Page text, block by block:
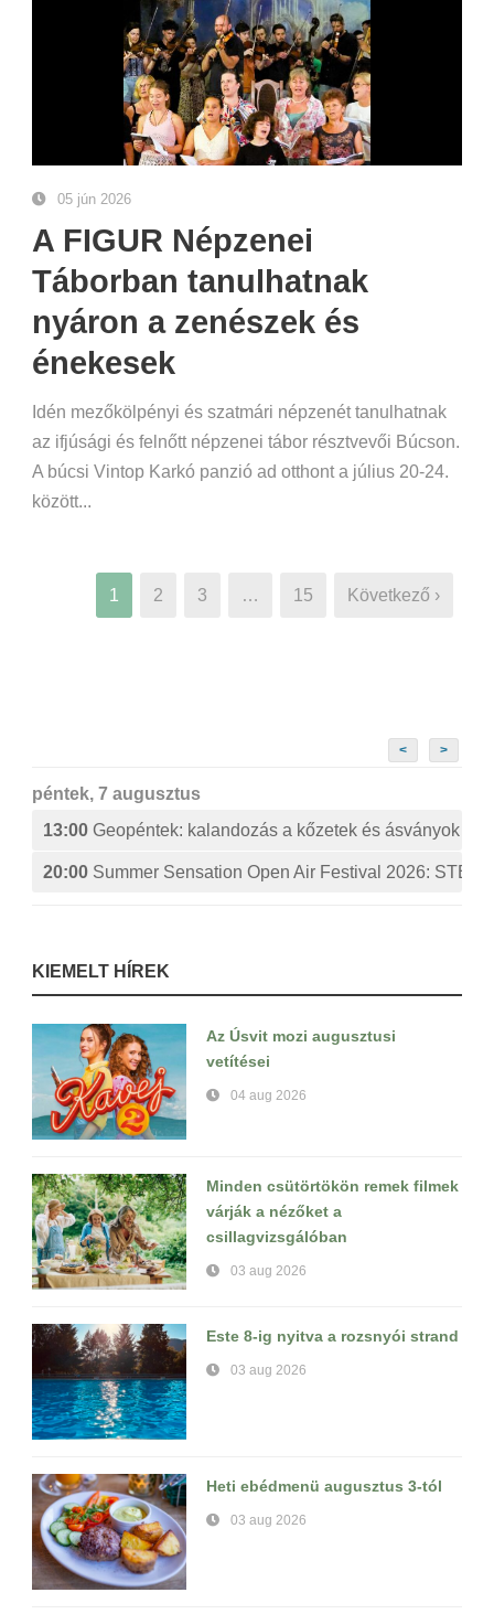
05 jún 2026
A FIGUR Népzenei
Táborban tanulhatnak
nyáron a zenészek és
énekesek
Idén mezőkölpényi és szatmári népzenét tanulhatnak
az ifjúsági és felnőtt népzenei tábor résztvevői Búcson.
A búcsi Vintop Karkó panzió ad otthont a július 20-24.
között...
1 2 3 … 15 Következő ›
< >
péntek, 7 augusztus
13:00 Geopéntek: kalandozás a kőzetek és ásványok
20:00 Summer Sensation Open Air Festival 2026:
KIEMELT HÍREK
Az Úsvit mozi augusztusi
vetítései
04 aug 2026
Minden csütörtökön remek filmek
várják a nézőket a
csillagvizsgálóban
03 aug 2026
Este 8-ig nyitva a rozsnyói strand
03 aug 2026
Heti ebédmenü augusztus 3-tól
03 aug 2026